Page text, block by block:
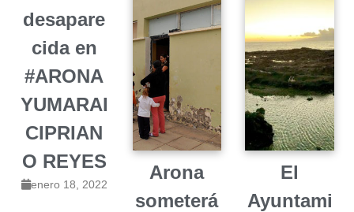
desapare
cida en
#ARONA
YUMARAI
CIPRIAN
O REYES
enero 18, 2022
Arona
someterá
El
Ayuntami